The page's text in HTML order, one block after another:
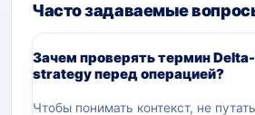
Часто задаваемые
Зачем проверять термин
strategy перед операцией?
Чтобы понимать контекст, не